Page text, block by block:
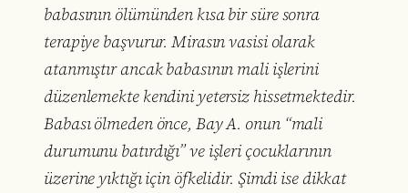
babasının ölümünden kısa bir süre sonra
terapiye başvurur. Mirasın vasisi olarak
atanmıştır ancak babasının mali işlerini
düzenlemekte kendini yetersiz hissetmektedir.
Babası ölmeden önce, Bay A. onun “mali
durumunu batırdığı” ve işleri çocuklarının
üzerine yıktığı için öfkelidir. Şimdi ise dikkat